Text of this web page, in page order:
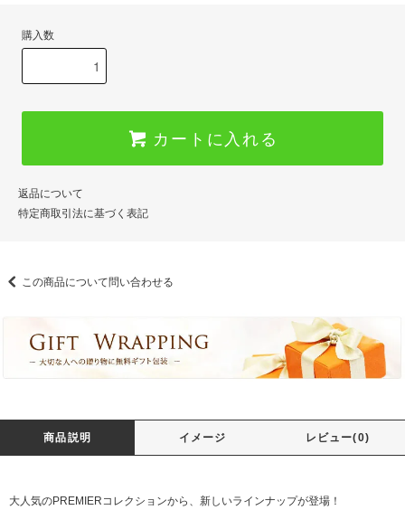
購入数
カートに入れる
返品について
特定商取引法に基づく表記
この商品について問い合わせる
商品説明 イメージ レビュー(0)
大人気のPREMIERコレクションから、新しいラインナップが登場！